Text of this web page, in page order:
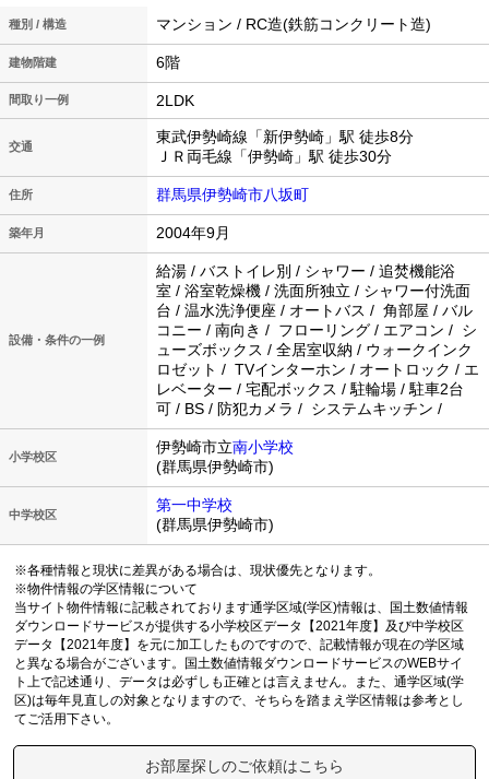
種別 / 構造 マンション / RC造(鉄筋コンクリート造)
建物階建 6階
間取り一例 2LDK
交通
東武伊勢崎線「新伊勢崎」駅 徒歩8分
ＪＲ両毛線「伊勢崎」駅 徒歩30分
住所 群馬県伊勢崎市八坂町
築年月 2004年9月
設備・条件の一例
給湯 / バストイレ別 / シャワー / 追焚機能浴
室 / 浴室乾燥機 / 洗面所独立 / シャワー付洗面
台 / 温水洗浄便座 / オートバス / 角部屋 / バル
コニー / 南向き / フローリング / エアコン / シ
ューズボックス / 全居室収納 / ウォークインク
ロゼット / TVインターホン / オートロック / エ
レベーター / 宅配ボックス / 駐輪場 / 駐車2台
可 / BS / 防犯カメラ / システムキッチン /
小学校区
伊勢崎市立南小学校
(群馬県伊勢崎市)
中学校区
第一中学校
(群馬県伊勢崎市)
※各種情報と現状に差異がある場合は、現状優先となります。
※物件情報の学区情報について
当サイト物件情報に記載されております通学区域(学区)情報は、国土数値情報
ダウンロードサービスが提供する小学校区データ【2021年度】及び中学校区
データ【2021年度】を元に加工したものですので、記載情報が現在の学区域
と異なる場合がございます。国土数値情報ダウンロードサービスのWEBサイ
ト上で記述通り、データは必ずしも正確とは言えません。また、通学区域(学
区)は毎年見直しの対象となりますので、そちらを踏まえ学区情報は参考とし
てご活用下さい。
お部屋探しのご依頼はこちら